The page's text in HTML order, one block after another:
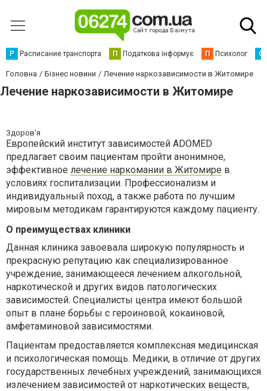
Р Расписание транспорта П Податкова інформує П Психолог С
Головна Бізнес новини Лечение наркозависимости в Житомире
Лечение наркозависимости в Житомире
Здоров'я
Европейский институт зависимостей ADOMED
предлагает своим пациентам пройти анонимное,
эффективное лечение наркомании в Житомире в
условиях госпитализации. Профессионализм и
индивидуальный поход, а также работа по лучшим
мировым методикам гарантируются каждому пациенту.
О преимуществах клиники
Данная клиника завоевала широкую популярность и
прекрасную репутацию как специализированное
учреждение, занимающееся лечением алкогольной,
наркотической и других видов патологических
зависимостей. Специалисты центра имеют большой
опыт в плане борьбы с героиновой, кокаиновой,
амфетаминовой зависимостями.
Пациентам предоставляется комплексная медицинская
и психологическая помощь. Медики, в отличие от других
государственных лечебных учреждений, занимающихся
излечением зависимостей от наркотических веществ,